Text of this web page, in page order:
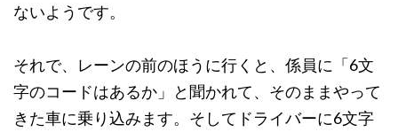
ないようです。
それで、レーンの前のほうに行くと、係員に「6文
字のコードはあるか」と聞かれて、そのままやって
きた車に乗り込みます。そしてドライバーに6文字